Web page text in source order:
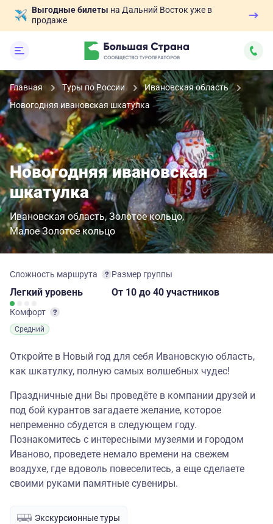
Выгодные билеты на Дальний Восток уже в
продаже
Главная Туры по России
Ивановская область
Новогодняя ивановская шкатулка
Новогодняя ивановская
шкатулка
Ивановская область Золотое кольцо
Малое Золотое кольцо
Сложность маршрута
Легкий уровень
Комфорт
Средний
Размер группы
От 10 до 40 участников
Откройте в Новый год для себя Ивановскую область,
как шкатулку, полную самых волшебных чудес!
Праздничные дни Вы проведёте в компании друзей и
под бой курантов загадаете желание, которое
непременно сбудется в следующем году.
Познакомитесь с интересными музеями и городом
Иваново, проведете немало времени на свежем
воздухе, где вдоволь повеселитесь, а еще сделаете
своими руками памятные сувениры.
Экскурсионные туры